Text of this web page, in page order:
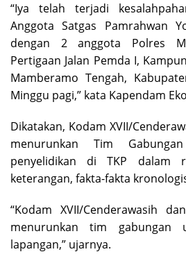
“Iya telah terjadi
Anggota Satgas Pamrahwan
dengan 2 anggota Polres
Pertigaan Jalan Pemda I,
Mamberamo Tengah,
Minggu pagi,” kata Kapendam
Dikatakan, Kodam XVII/
menurunkan Tim
penyelidikan di TKP dalam
keterangan, fakta-fakta
“Kodam XVII/Cenderawasih
menurunkan tim gabungan
lapangan,” ujarnya.